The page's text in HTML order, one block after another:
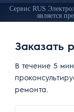
Сервис RUS
является
Заказать
В течение 5
ремонта.